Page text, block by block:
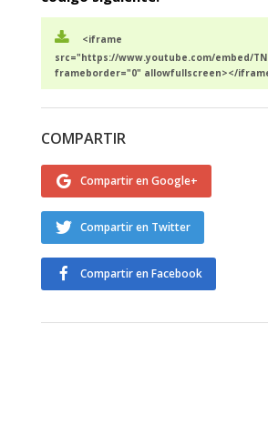
<iframe
src="https://www.youtube.com/embed/
frameborder="0" allowfullscreen></
COMPARTIR
Compartir en Google+
Compartir en Twitter
Compartir en Facebook